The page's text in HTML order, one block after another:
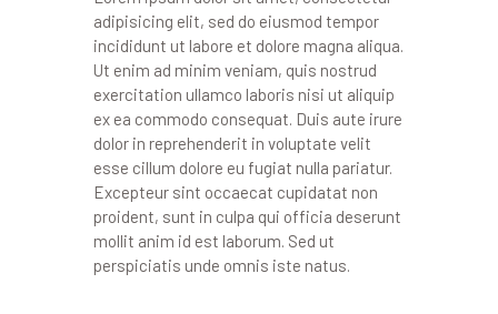
adipisicing elit, sed do eiusmod tempor
incididunt ut labore et dolore magna aliqua.
Ut enim ad minim veniam, quis nostrud
exercitation ullamco laboris nisi ut aliquip
ex ea commodo consequat. Duis aute irure
dolor in reprehenderit in voluptate velit
esse cillum dolore eu fugiat nulla pariatur.
Excepteur sint occaecat cupidatat non
proident, sunt in culpa qui officia deserunt
mollit anim id est laborum. Sed ut
perspiciatis unde omnis iste natus.